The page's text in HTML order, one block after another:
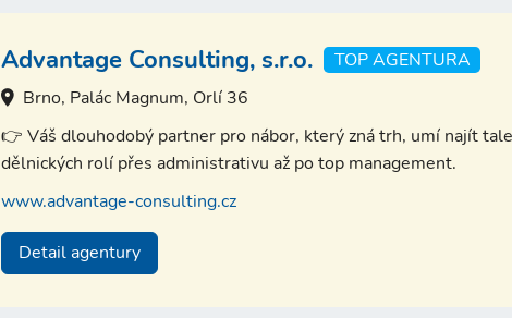
Advantage Consulting, s.r.o.
TOP AGENTURA
Brno, Palác Magnum, Orlí 36
👉 Váš dlouhodobý partner pro nábor, který zná trh, umí najít
dělnických rolí přes administrativu až po top management.
www.advantage-consulting.cz
Detail agentury